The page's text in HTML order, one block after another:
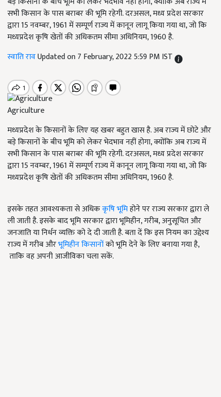
सभी किसान के पास बराबर की भूमि रहेगी. दरअसल, मध्य प्रदेश सरकार
द्वारा 15 नवम्बर, 1961 में सम्पूर्ण राज्य में कानून लागू किया गया था, जो कि
मध्यप्रदेश कृषि खेतों की अधिकतम सीमा अधिनियम, 1960 है.
स्वाति रावUpdated on 7 February, 2022 5:59 PM IST
Agriculture
मध्यप्रदेश के किसानों के लिए यह खबर बहुत खास है. अब राज्य में छोटे और
बड़े किसानों के बीच भूमि को लेकर भेदभाव नहीं होगा, क्योंकि अब राज्य में
सभी किसान के पास बराबर की भूमि रहेगी. दरअसल, मध्य प्रदेश सरकार
द्वारा 15 नवम्बर, 1961 में सम्पूर्ण राज्य में कानून लागू किया गया था, जो कि
मध्यप्रदेश कृषि खेतों की अधिकतम सीमा अधिनियम, 1960 है.
इसके तहत आवश्यकता से अधिककृषि भूमिहोने पर राज्य सरकार द्वारा ले
ली जाती है. इसके बाद भूमि सरकार द्वारा भूमिहीन, गरीब, अनुसूचित और
जनजाति या निर्धन व्यक्ति को दे दी जाती है. बता दें कि इस नियम का उद्देश्य
राज्य में गरीब औरभूमिहीन किसानोंको भूमि देने के लिए बनाया गया है,
ताकि वह अपनी आजीविका चला सकें.